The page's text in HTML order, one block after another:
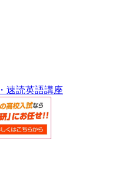
速読英語講座